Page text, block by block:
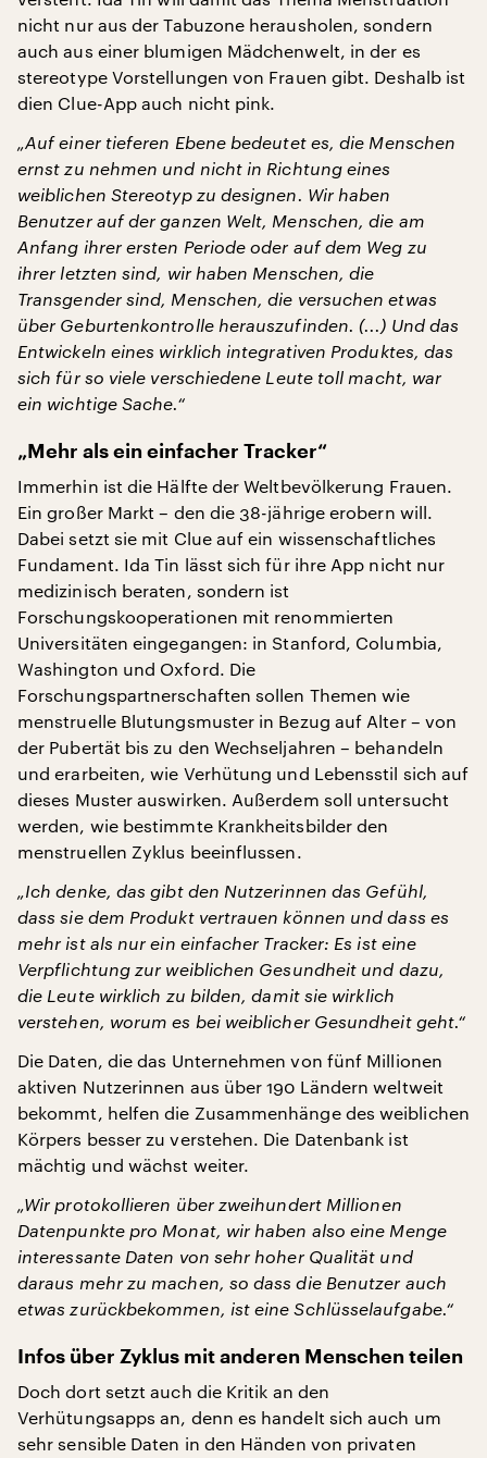
nicht nur aus der Tabuzone herausholen, sondern
auch aus einer blumigen Mädchenwelt, in der es
stereotype Vorstellungen von Frauen gibt. Deshalb ist
dien Clue-App auch nicht pink.
„Auf einer tieferen Ebene bedeutet es, die Menschen
ernst zu nehmen und nicht in Richtung eines
weiblichen Stereotyp zu designen. Wir haben
Benutzer auf der ganzen Welt, Menschen, die am
Anfang ihrer ersten Periode oder auf dem Weg zu
ihrer letzten sind, wir haben Menschen, die
Transgender sind, Menschen, die versuchen etwas
über Geburtenkontrolle herauszufinden. (...) Und das
Entwickeln eines wirklich integrativen Produktes, das
sich für so viele verschiedene Leute toll macht, war
ein wichtige Sache.“
„Mehr als ein einfacher Tracker“
Immerhin ist die Hälfte der Weltbevölkerung Frauen.
Ein großer Markt – den die 38-jährige erobern will.
Dabei setzt sie mit Clue auf ein wissenschaftliches
Fundament. Ida Tin lässt sich für ihre App nicht nur
medizinisch beraten, sondern ist
Forschungskooperationen mit renommierten
Universitäten eingegangen: in Stanford, Columbia,
Washington und Oxford. Die
Forschungspartnerschaften sollen Themen wie
menstruelle Blutungsmuster in Bezug auf Alter – von
der Pubertät bis zu den Wechseljahren – behandeln
und erarbeiten, wie Verhütung und Lebensstil sich auf
dieses Muster auswirken. Außerdem soll untersucht
werden, wie bestimmte Krankheitsbilder den
menstruellen Zyklus beeinflussen.
„Ich denke, das gibt den Nutzerinnen das Gefühl,
dass sie dem Produkt vertrauen können und dass es
mehr ist als nur ein einfacher Tracker: Es ist eine
Verpflichtung zur weiblichen Gesundheit und dazu,
die Leute wirklich zu bilden, damit sie wirklich
verstehen, worum es bei weiblicher Gesundheit geht.“
Die Daten, die das Unternehmen von fünf Millionen
aktiven Nutzerinnen aus über 190 Ländern weltweit
bekommt, helfen die Zusammenhänge des weiblichen
Körpers besser zu verstehen. Die Datenbank ist
mächtig und wächst weiter.
„Wir protokollieren über zweihundert Millionen
Datenpunkte pro Monat, wir haben also eine Menge
interessante Daten von sehr hoher Qualität und
daraus mehr zu machen, so dass die Benutzer auch
etwas zurückbekommen, ist eine Schlüsselaufgabe.“
Infos über Zyklus mit anderen Menschen teilen
Doch dort setzt auch die Kritik an den
Verhütungsapps an, denn es handelt sich auch um
sehr sensible Daten in den Händen von privaten